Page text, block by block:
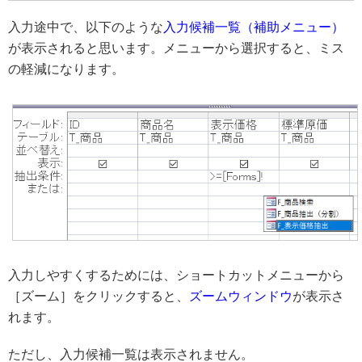
入力途中で、以下のような入力候補一覧（補助メニュー）
が表示されると思います。メニューから選択すると、ミス
の軽減になります。
入力しやすくするためには、ショートカットメニューから
［ズーム］をクリックすると、
ズームウィンドウが表示さ
れます。
ただし、入力候補一覧は表示されません。